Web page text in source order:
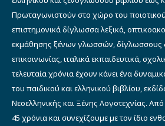
Πρωταγωνιστούν στο χώρο του
επιστημονικά δίγλωσσα λεξικά,
εκμάθησης ξένων γλωσσών, δίγλωσσους
επικοινωνίας, ιταλικά εκπαιδευτικά,
τελευταία χρόνια έχουν κάνει ένα
του παιδικού και ελληνικού βιβλίου,
Νεοελληνικής και Ξένης Λογοτεχνίας.
45 χρόνια και συνεχίζουμε με τον ίδιο